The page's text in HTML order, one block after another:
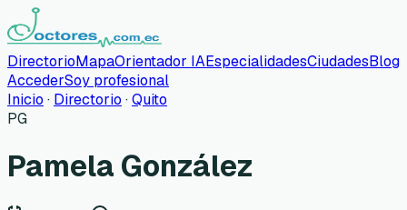
DirectorioMapaOrientador IAEspecialidadesCiudadesBlog
AccederSoy profesional
Inicio · Directorio ·Quito
PG
Pamela González